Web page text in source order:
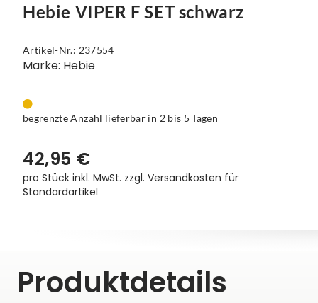
Hebie VIPER F SET schwarz
Artikel-Nr.: 237554
Marke: Hebie
begrenzte Anzahl lieferbar in 2 bis 5 Tagen
42,95 €
pro Stück inkl. MwSt. zzgl. Versandkosten für
Standardartikel
Produktdetails